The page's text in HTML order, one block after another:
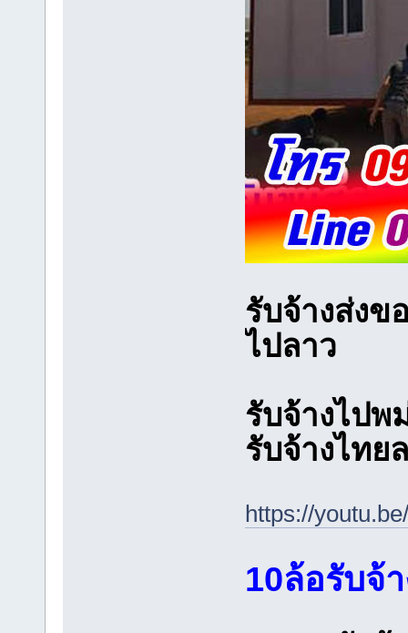
รับจ้างส่งข
ไปลาว
รับจ้างไปพ
รับจ้างไทย
https://
10ล้อรับจ้